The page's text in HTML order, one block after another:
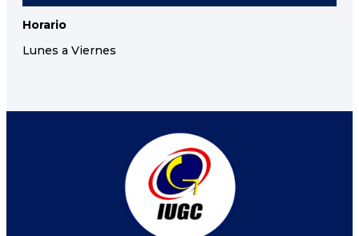
Horario
Lunes a Viernes